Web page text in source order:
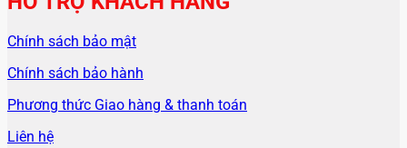
Chính sách bảo mật
Chính sách bảo hành
Phương thức Giao hàng & thanh toán
Liên hệ